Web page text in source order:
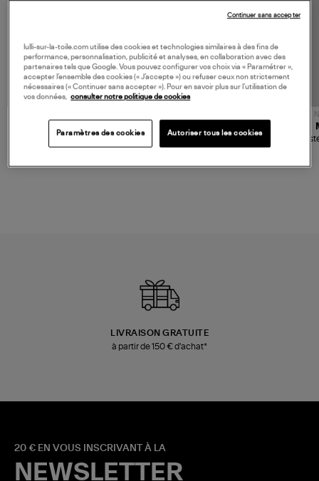
JEROME DREYFUSS
Champagne
TORAL
Mousse
LIVRAISON GRATUITE
à partir de 150 € d'achat*
20 € EN VOUS INSCRIVANT À LA
NEWSLETTER
lulli-sur-la-toile.com utilise des cookies et technologies similaires à des fins de
performance, personnalisation, publicité et analyses, en collaboration avec des
partenaires tels que Google. Vous pouvez configurer vos choix via « Paramétrer »,
accepter l’ensemble des cookies (« J’accepte ») ou refuser ceux non strictement
nécessaires (« Continuer sans accepter »). Pour en savoir plus sur l’utilisation de
vos données, consulter notre politique de cookies
Paramètres des cookies Autoriser tous les cookies
Continuer sans accepter